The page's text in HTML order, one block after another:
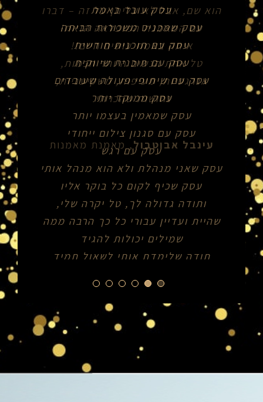
עסק עובד באמת
עסק שמכניס משכורות הביתה
עסק עם תוכנית חודשית
עסק עם תוכנית שיווקית
עסק עם שיתופי פעולה שעובדים
עסק ממוקד יותר
עסק שמאמין בעצמו יותר
עסק עם סגנון צילום ייחודי
עסק עם רגש
עסק שאני מנהלת ולא הוא מנהל אותי
עסק שכיף לקום כל בוקר אליו
ותודה גדולה לך, טל יקרה שלי,
שהיית ועדיין עבורי כל כך הרבה ממה
שמילים יכולות להגיד
תודה שלימדת אותי לשאול תמיד
"למה"
ו- "איך כן?" "
,